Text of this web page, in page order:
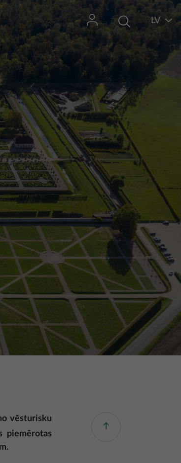
LV
vēsturisku
piemērotas